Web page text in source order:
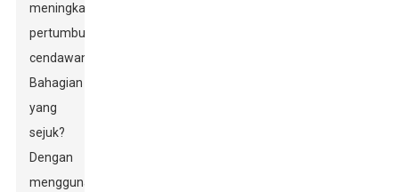
meningkatkan
pertumbuhan
cendawan.
Bahagian
yang
sejuk?
Dengan
menggunakan